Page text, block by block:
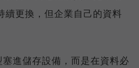
續更換，但企業自己的資料
進儲存設備，而是在資料必